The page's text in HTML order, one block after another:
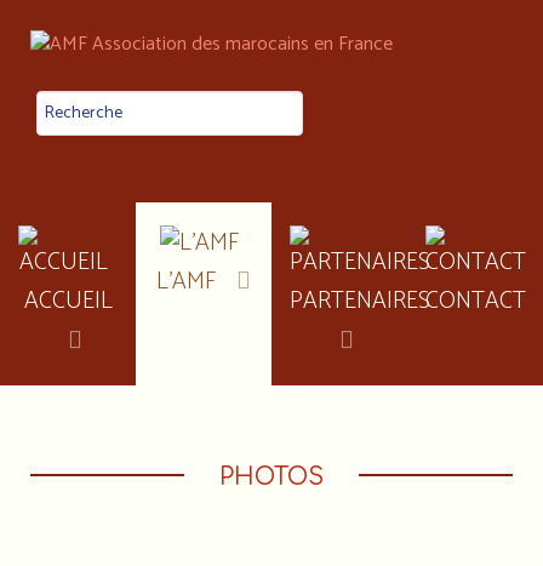
ACCUEIL L'AMF PARTENAIRESCONTACT
PHOTOS